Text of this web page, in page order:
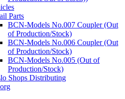
Parts
BCN-Models No.007 Coupler (Out
of Production/Stock)
BCN-Models No.006 Coupler (Out
of Production/Stock)
BCN-Models No.005 (Out of
Production/Stock)
Shops Distributing